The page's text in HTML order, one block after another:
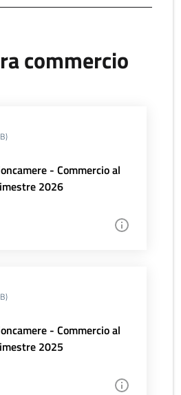
commercio
- Commercio al
2026
- Commercio al
2025